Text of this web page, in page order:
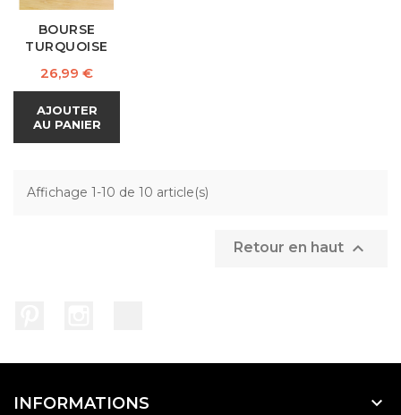
BOURSE
TURQUOISE
Prix
26,99 €
AJOUTER
AU PANIER
Affichage 1-10 de 10 article(s)
Retour en haut 
INFORMATIONS 